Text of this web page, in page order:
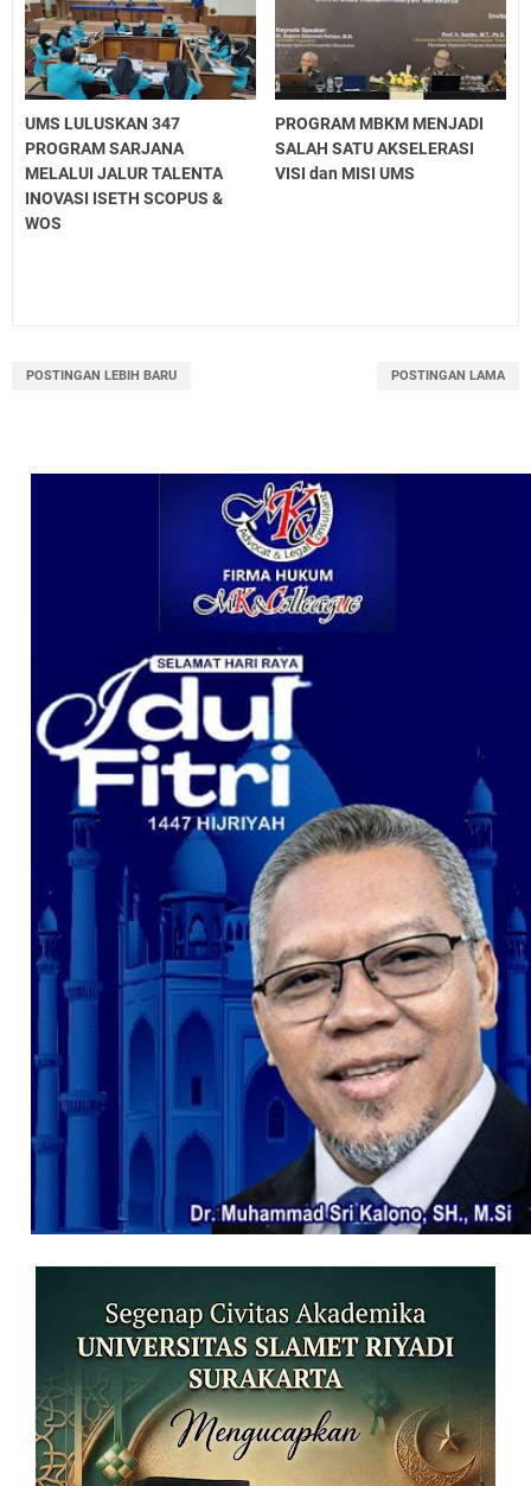
UMS LULUSKAN 347
PROGRAM SARJANA
MELALUI JALUR TALENTA
INOVASI ISETH SCOPUS &
WOS
PROGRAM MBKM MENJADI
SALAH SATU AKSELERASI
VISI dan MISI UMS
POSTINGAN LEBIH BARU POSTINGAN LAMA